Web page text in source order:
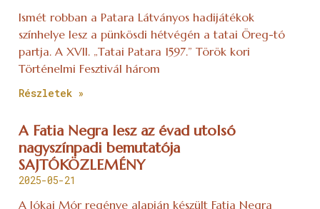
Ismét robban a Patara Látványos hadijátékok
színhelye lesz a pünkösdi hétvégén a tatai Öreg-tó
partja. A XVII. „Tatai Patara 1597.” Török kori
Történelmi Fesztivál három
Részletek »
A Fatia Negra lesz az évad utolsó
nagyszínpadi bemutatója
SAJTÓKÖZLEMÉNY
2025-05-21
A Jókai Mór regénye alapján készült Fatia Negra